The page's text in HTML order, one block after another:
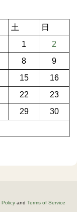
土
日
1
2
8
9
15
16
22
23
29
30
Policy and Terms of Service